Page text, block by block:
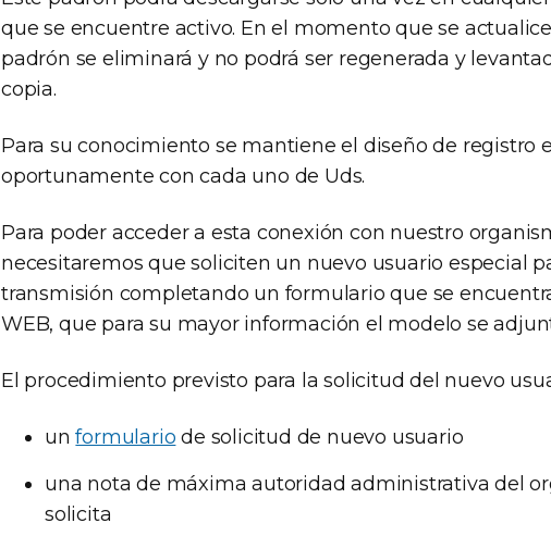
que se encuentre activo. En el momento que se
padrón se eliminará y no podrá ser regenerada y
copia.
Para su conocimiento se mantiene el diseño de registro
oportunamente con cada uno de Uds.
Para poder acceder a esta conexión con nuestro
necesitaremos que soliciten un nuevo usuario especial
transmisión completando un formulario que se
WEB, que para su mayor información el modelo se
El procedimiento previsto para la solicitud del nuevo
unformulario de solicitud de nuevo usuario
una nota de máxima autoridad administrativa del
solicita